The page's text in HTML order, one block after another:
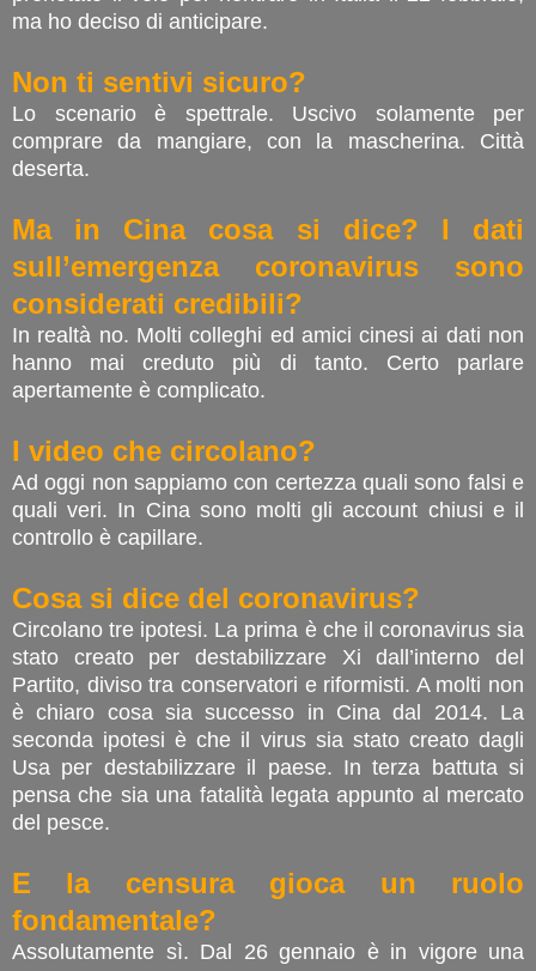
ma ho deciso di anticipare.
Non ti sentivi sicuro?
Lo scenario è spettrale. Uscivo solamente per
comprare da mangiare, con la mascherina. Città
deserta.
Ma in Cina cosa si dice? I dati
sull’emergenza coronavirus sono
considerati credibili?
In realtà no. Molti colleghi ed amici cinesi ai dati non
hanno mai creduto più di tanto. Certo parlare
apertamente è complicato.
I video che circolano?
Ad oggi non sappiamo con certezza quali sono falsi e
quali veri. In Cina sono molti gli account chiusi e il
controllo è capillare.
Cosa si dice del coronavirus?
Circolano tre ipotesi. La prima è che il coronavirus sia
stato creato per destabilizzare Xi dall’interno del
Partito, diviso tra conservatori e riformisti. A molti non
è chiaro cosa sia successo in Cina dal 2014. La
seconda ipotesi è che il virus sia stato creato dagli
Usa per destabilizzare il paese. In terza battuta si
pensa che sia una fatalità legata appunto al mercato
del pesce.
E la censura gioca un ruolo
fondamentale?
Assolutamente sì. Dal 26 gennaio è in vigore una